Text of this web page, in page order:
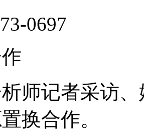
0697
师记者采访
换合作。